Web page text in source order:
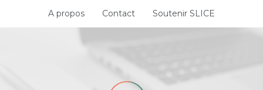
A propos Contact Soutenir SLICE